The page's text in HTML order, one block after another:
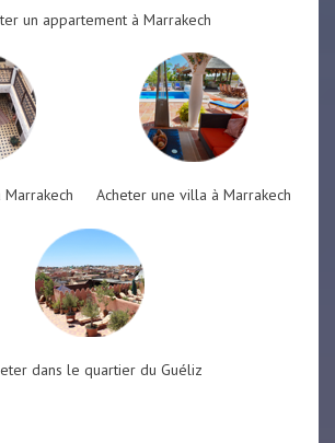
un appartement à Marrakech
Acheter une villa à Marrakech
dans le quartier du Guéliz